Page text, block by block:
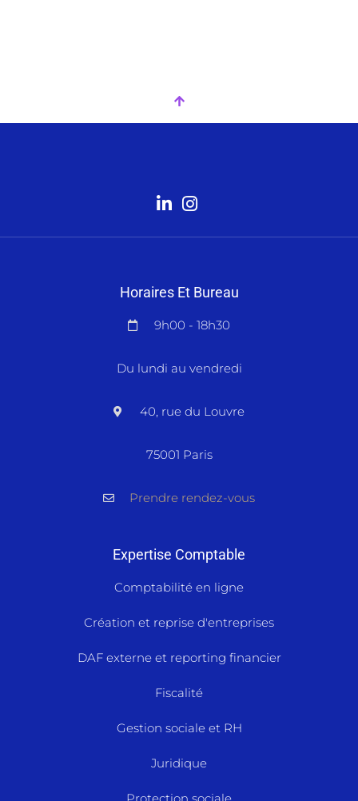
Horaires Et Bureau
9h00 - 18h30
Du lundi au vendredi
40, rue du Louvre
75001 Paris
Prendre rendez-vous
Expertise Comptable
Comptabilité en ligne
Création et reprise d'entreprises
DAF externe et reporting financier
Fiscalité
Gestion sociale et RH
Juridique